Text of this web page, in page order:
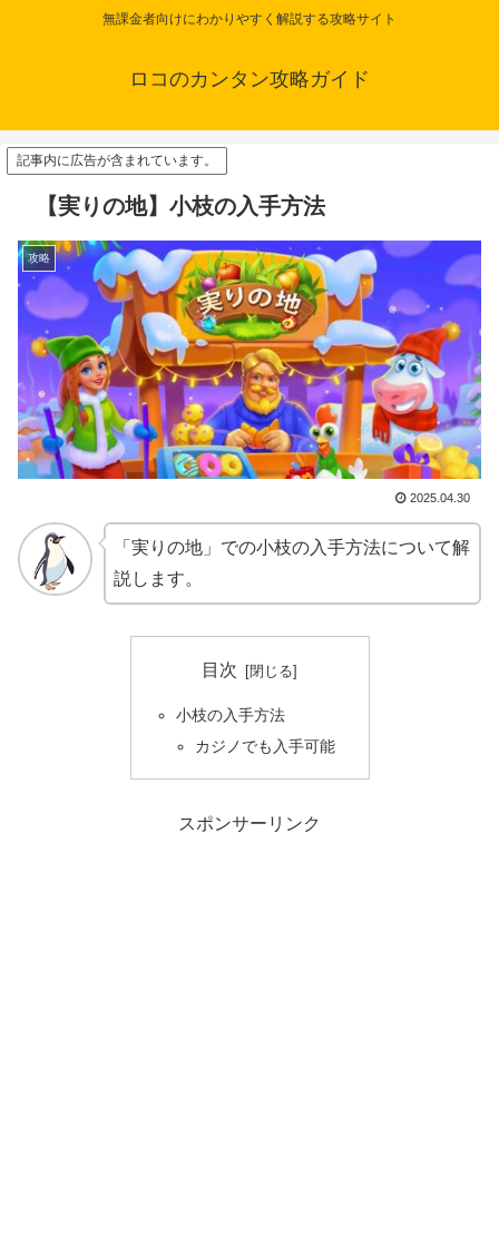
無課金者向けにわかりやすく解説する攻略サイト
ロコのカンタン攻略ガイド
記事内に広告が含まれています。
【実りの地】小枝の入手方法
攻略
2025.04.30
「実りの地」での小枝の入手方法について解
説します。
目次
小枝の入手方法
カジノでも入手可能
スポンサーリンク